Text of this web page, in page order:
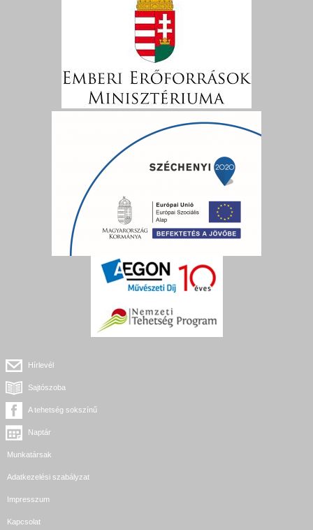
Hírlevél
Sajtószoba
A tehetség sokszínű
Naptár
Munkatársak
Adatkezelési szabályzat
Impresszum
Kapcsolat